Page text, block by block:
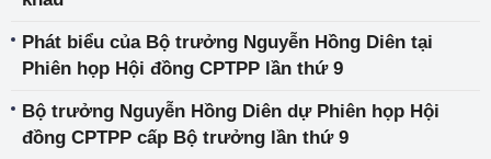
Phát biểu của Bộ trưởng Nguyễn Hồng Diên tại
Phiên họp Hội đồng CPTPP lần thứ 9
Bộ trưởng Nguyễn Hồng Diên dự Phiên họp Hội
đồng CPTPP cấp Bộ trưởng lần thứ 9